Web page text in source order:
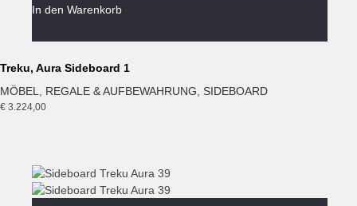
In den Warenkorb
Treku, Aura Sideboard 1
MÖBEL
REGALE & AUFBEWAHRUNG SIDEBOARD
€ 3.224,00